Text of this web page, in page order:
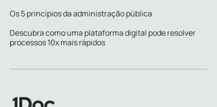
Os 5 princípios da administração pública
Descubra como uma plataforma digital pode resolver
processos 10x mais rápidos